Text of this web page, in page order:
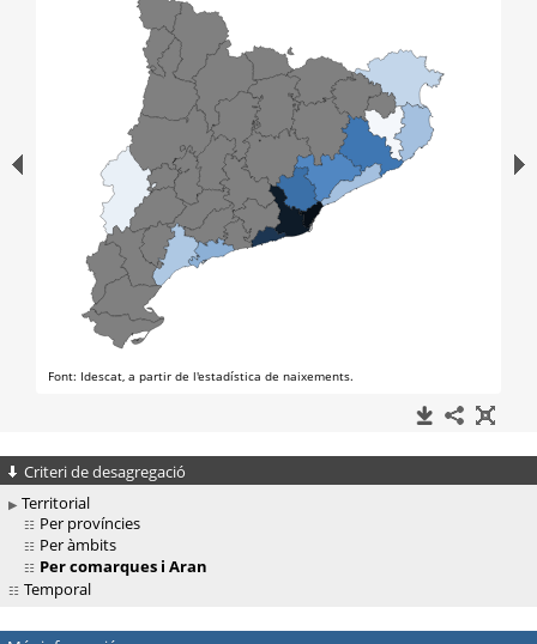
Criteri de desagregació
Territorial
Per províncies
Per àmbits
Per comarques i Aran
Temporal